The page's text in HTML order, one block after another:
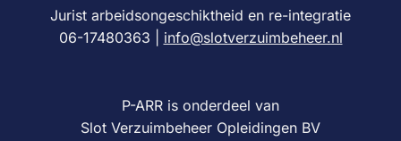
Jurist arbeidsongeschiktheid en re-integratie
06-17480363 | info@slotverzuimbeheer.nl
P-ARR is onderdeel van
Slot Verzuimbeheer Opleidingen BV